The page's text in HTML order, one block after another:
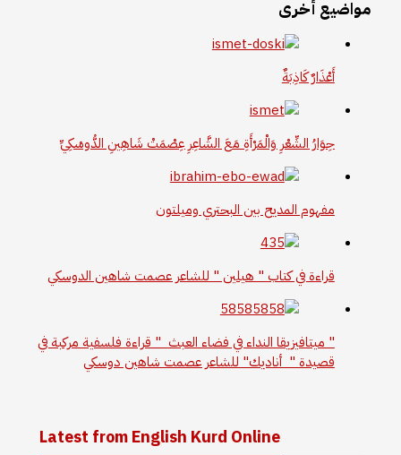
مواضيع أخرى
أَعْذَارٌ كَاذِبَةٌ
حِوَارُ الشِّعْرِ وَالْمَرْأَةِ مَعَ الشَّاعِرِ عِصْمَتْ شَاهِينِ الدُّوسْكِيِّ
مفهوم المديح بين البحتري وميلتون
قراءة في كتاب " هيلين " للشاعر عصمت شاهين الدوسكي
" ميتافيزيقا النداء في فضاء العبث " قراءة فلسفية مركبة في
قصيدة " أناديك" للشاعر عصمت شاهين دوسكي
Latest from English Kurd Online